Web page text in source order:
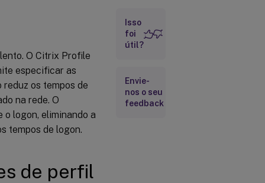
O Citrix Profile
especificar as
os tempos de
na rede. O
logon, eliminando a
tempos de logon.
de perfil
serem
excluídas
do
Pastas a
serem
Isso
foi
útil?
Envie-
nos o seu
feedback